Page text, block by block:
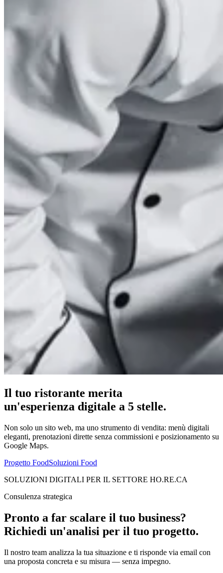
Il tuo ristorante merita
un'esperienza digitale a 5 stelle.
Non solo un sito web, ma uno strumento di vendita: menù digitali
eleganti, prenotazioni dirette senza commissioni e posizionamento su
Google Maps.
Progetto FoodSoluzioni Food
SOLUZIONI DIGITALI PER IL SETTORE HO.RE.CA
Consulenza strategica
Pronto a far scalare il tuo business?
Richiedi un'analisi per il tuo progetto.
Il nostro team analizza la tua situazione e ti risponde via email con
una proposta concreta e su misura — senza impegno.